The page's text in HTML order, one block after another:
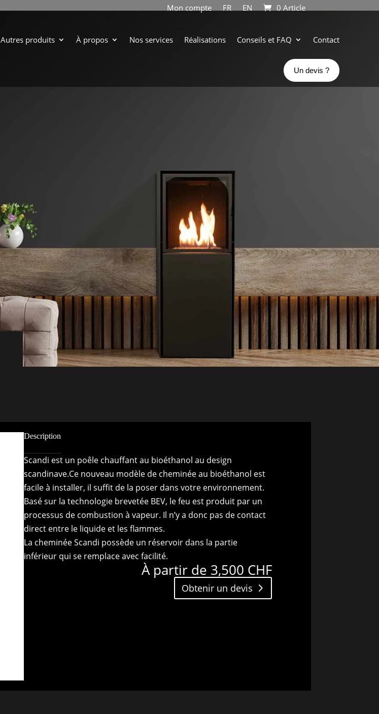
Mon compte FR EN 0 Article
Autres produits À propos Nos services Réalisations Conseils et FAQ Contact
Un devis ?
Description
Scandi est un poêle chauffant au bioéthanol au design
scandinave.Ce nouveau modèle de cheminée au bioéthanol est
facile à installer, il suffit de la poser dans votre environnement.
Basé sur la technologie brevetée BEV, le feu est produit par un
processus de combustion à vapeur. Il n’y a donc pas de contact
direct entre le liquide et les flammes.
La cheminée Scandi possède un réservoir dans la partie
inférieur qui se remplace avec facilité.
À partir de 3,500 CHF
Obtenir un devis